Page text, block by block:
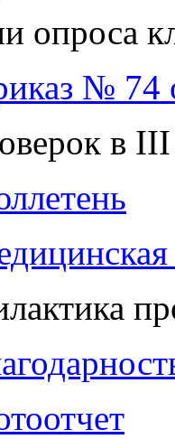
опроса
№ 74
в III